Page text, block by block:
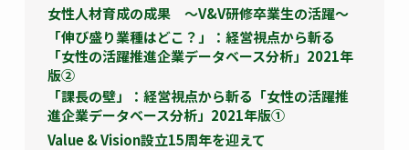
女性人材育成の成果 ～V&V研修卒業生の活躍～
「伸び盛り業種はどこ？」：経営視点から斬る
「女性の活躍推進企業データベース分析」2021年
版②
「課長の壁」：経営視点から斬る「女性の活躍推
進企業データベース分析」2021年版①
Value & Vision設立15周年を迎えて